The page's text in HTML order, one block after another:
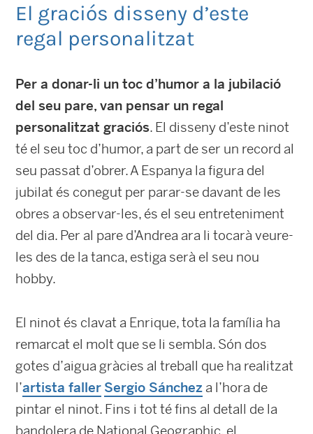
El graciós disseny d’este
regal personalitzat
Per a donar-li un toc d’humor a la jubilació
del seu pare, van pensar un regal
personalitzat graciós. El disseny d’este ninot
té el seu toc d’humor, a part de ser un record al
seu passat d’obrer. A Espanya la figura del
jubilat és conegut per parar-se davant de les
obres a observar-les, és el seu entreteniment
del dia. Per al pare d’Andrea ara li tocarà veure-
les des de la tanca, estiga serà el seu nou
hobby.
El ninot és clavat a Enrique, tota la família ha
remarcat el molt que se li sembla. Són dos
gotes d’aigua gràcies al treball que ha realitzat
l’artista faller Sergio Sánchez a l’hora de
pintar el ninot. Fins i tot té fins al detall de la